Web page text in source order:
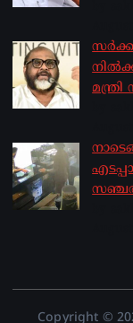
Copyright ©